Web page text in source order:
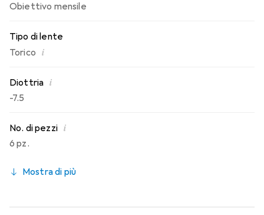
Obiettivo mensile
Tipo di lente
Torico i
Diottria i
-7.5
No. di pezzi i
6 pz.
Mostra di più